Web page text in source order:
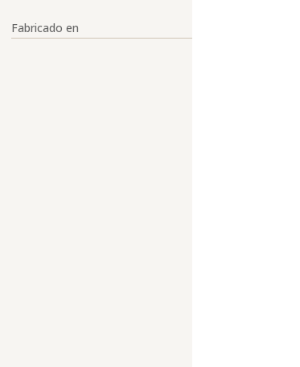
Fabricado en